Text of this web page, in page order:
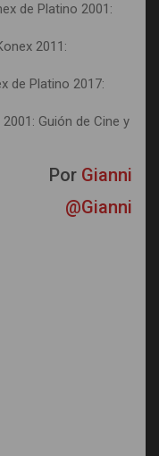
de Platino 2001:
2011:
de Platino 2017:
Guión de Cine y
Por Gianni
@Gianni